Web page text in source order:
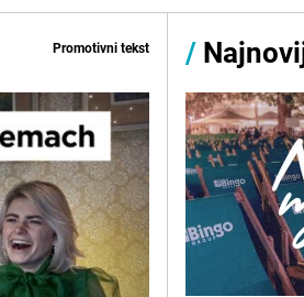
Promotivni tekst /